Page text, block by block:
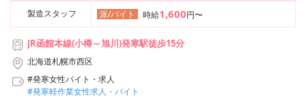
製造スタッフ
派/バイト 時給1,600円〜
JR函館本線(小樽～旭川)発寒駅徒歩15分
北海道札幌市西区
#発寒女性バイト・求人
#発寒軽作業女性求人・バイト